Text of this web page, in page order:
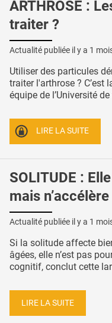
ARTHROSE :
traiter ?
Actualité publiée il y a 1
Utiliser des particules
traiter l'arthrose ? C’est
équipe de l’Université
LIRE LA SUITE
SOLITUDE :
mais
Actualité publiée il y a 1
Si la solitude affecte
âgées, elle n’est pas
cognitif, conclut cette
LIRE LA SUITE